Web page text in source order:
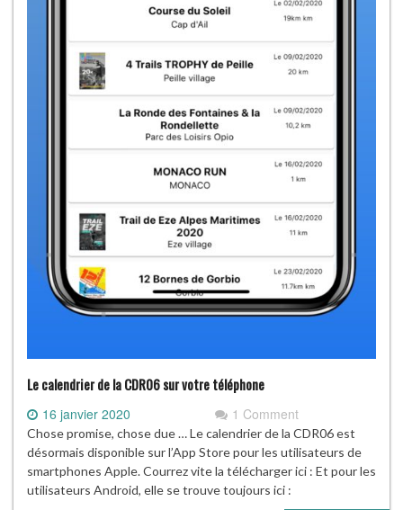
Le calendrier de la CDR06 sur votre téléphone
16 janvier 2020 1 Comment
Chose promise, chose due … Le calendrier de la CDR06 est
désormais disponible sur l’App Store pour les utilisateurs de
smartphones Apple. Courrez vite la télécharger ici : Et pour les
utilisateurs Android, elle se trouve toujours ici :